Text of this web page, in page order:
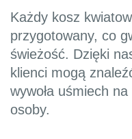
Każdy kosz
przygotowany, co
świeżość. Dzięki
klienci mogą
wywoła uśmiech
osoby.